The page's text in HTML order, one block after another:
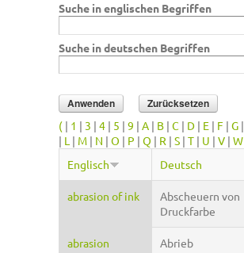
Suche in englischen Begriffen
Suche in deutschen Begriffen
( | 1 | 3 | 4 | 5 | 9 | A | B | C | D | E | F | G |
| L | M | N | O | P | Q | R | S | T | U | V | W
Englisch
Deutsch
abrasion of ink
Abscheuern von
Druckfarbe
abrasion Abrieb